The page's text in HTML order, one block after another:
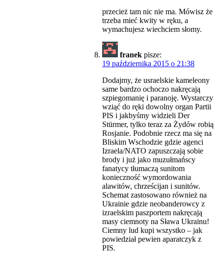
przecież tam nic nie ma. Mówisz że
trzeba mieć kwity w ręku, a
wymachujesz wiechciem słomy.
franek pisze:
19 października 2015 o 21:38
Dodajmy, że usraelskie kameleony
same bardzo ochoczo nakręcają
szpiegomanię i paranoję. Wystarczy
wziąć do ręki dowolny organ Partii
PIS i jakbyśmy widzieli Der
Stürmer, tylko teraz za Żydów robią
Rosjanie. Podobnie rzecz ma się na
Bliskim Wschodzie gdzie agenci
Izraela/NATO zapuszczają sobie
brody i już jako muzułmańscy
fanatycy tłumaczą sunitom
konieczność wymordowania
alawitów, chrześcijan i sunitów.
Schemat zastosowano również na
Ukrainie gdzie neobanderowcy z
izraelskim paszportem nakręcają
masy ciemnoty na Sława Ukrainu!
Ciemny lud kupi wszystko – jak
powiedział pewien aparatczyk z
PIS.